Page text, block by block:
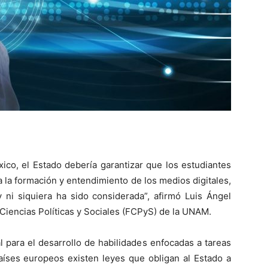
el Estado debería garantizar que los estudiantes
la formación y entendimiento de los medios digitales,
siquiera ha sido considerada”, afirmó Luis Ángel
Políticas y Sociales (FCPyS) de la UNAM.
el desarrollo de habilidades enfocadas a tareas
europeos existen leyes que obligan al Estado a